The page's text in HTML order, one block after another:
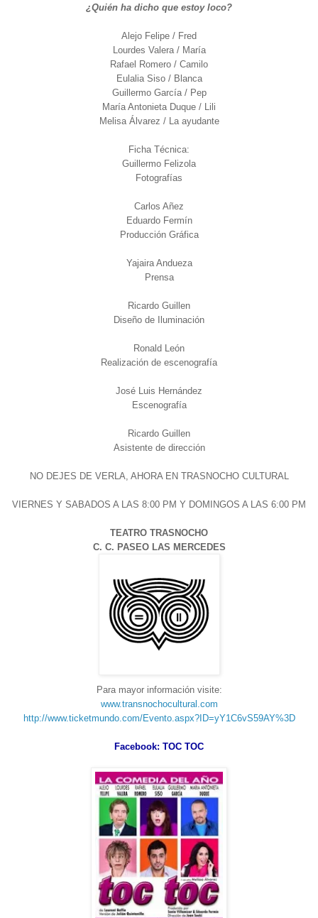
¿Quién ha dicho que estoy loco?
Alejo Felipe / Fred
Lourdes Valera / María
Rafael Romero / Camilo
Eulalia Siso / Blanca
Guillermo García / Pep
María Antonieta Duque / Lili
Melisa Álvarez / La ayudante
Ficha Técnica:
Guillermo Felizola
Fotografías
Carlos Añez
Eduardo Fermín
Producción Gráfica
Yajaira Andueza
Prensa
Ricardo Guillen
Diseño de Iluminación
Ronald León
Realización de escenografía
José Luis Hernández
Escenografía
Ricardo Guillen
Asistente de dirección
NO DEJES DE VERLA, AHORA EN TRASNOCHO CULTURAL
VIERNES Y SABADOS A LAS 8:00 PM Y DOMINGOS A LAS 6:00 PM
TEATRO TRASNOCHO
C. C. PASEO LAS MERCEDES
Para mayor información visite:
www.transnochocultural.com
http://www.ticketmundo.com/Evento.aspx?ID=yY1C6vS59AY%3D
Facebook: TOC TOC